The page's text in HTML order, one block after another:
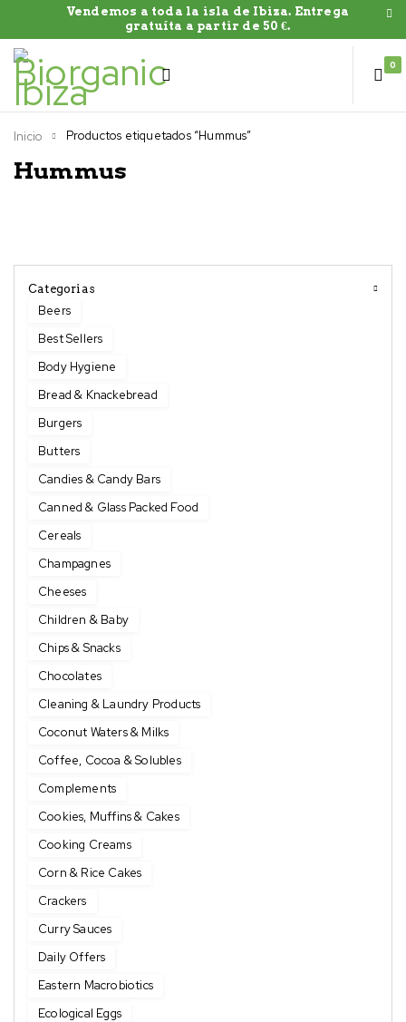
Vendemos a toda la isla de Ibiza. Entrega
gratuíta a partir de 50 €.
0
Hummus
Inicio Productos etiquetados “Hummus”
Categorias
Beers
Best Sellers
Body Hygiene
Bread & Knackebread
Burgers
Butters
Candies & Candy Bars
Canned & Glass Packed Food
Cereals
Champagnes
Cheeses
Children & Baby
Chips & Snacks
Chocolates
Cleaning & Laundry Products
Coconut Waters & Milks
Coffee, Cocoa & Solubles
Complements
Cookies, Muffins & Cakes
Cooking Creams
Corn & Rice Cakes
Crackers
Curry Sauces
Daily Offers
Eastern Macrobiotics
Ecological Eggs